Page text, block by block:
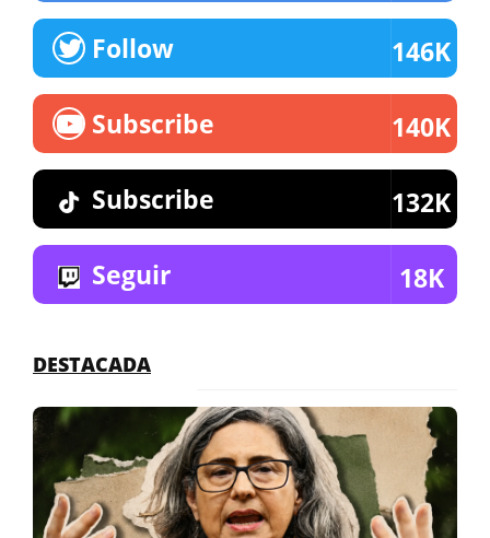
Follow 146K
Subscribe 140K
Subscribe 132K
Seguir 18K
DESTACADA